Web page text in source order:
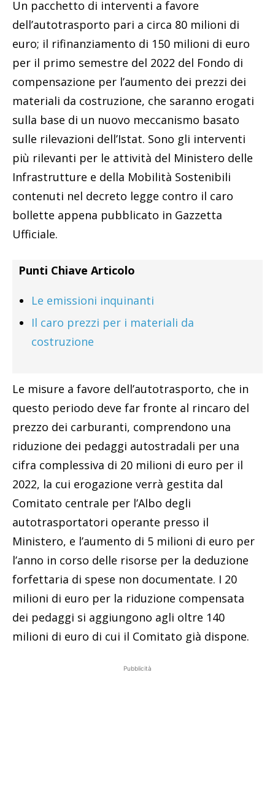
Un pacchetto di interventi a favore
dell’autotrasporto pari a circa 80 milioni di
euro; il rifinanziamento di 150 milioni di euro
per il primo semestre del 2022 del Fondo di
compensazione per l’aumento dei prezzi dei
materiali da costruzione, che saranno erogati
sulla base di un nuovo meccanismo basato
sulle rilevazioni dell’Istat. Sono gli interventi
più rilevanti per le attività del Ministero delle
Infrastrutture e della Mobilità Sostenibili
contenuti nel decreto legge contro il caro
bollette appena pubblicato in Gazzetta
Ufficiale.
Punti Chiave Articolo
Le emissioni inquinanti
Il caro prezzi per i materiali da
costruzione
Le misure a favore dell’autotrasporto, che in
questo periodo deve far fronte al rincaro del
prezzo dei carburanti, comprendono una
riduzione dei pedaggi autostradali per una
cifra complessiva di 20 milioni di euro per il
2022, la cui erogazione verrà gestita dal
Comitato centrale per l’Albo degli
autotrasportatori operante presso il
Ministero, e l’aumento di 5 milioni di euro per
l’anno in corso delle risorse per la deduzione
forfettaria di spese non documentate. I 20
milioni di euro per la riduzione compensata
dei pedaggi si aggiungono agli oltre 140
milioni di euro di cui il Comitato già dispone.
Pubblicità